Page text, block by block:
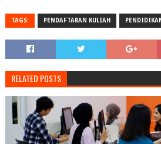
TAGS: PENDAFTARAN KULIAH
RELATED POSTS